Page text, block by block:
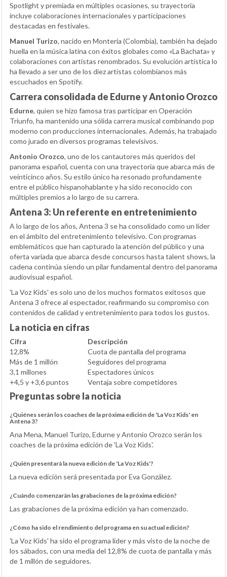
Spotlight y premiada en múltiples ocasiones, su trayectoria
incluye colaboraciones internacionales y participaciones
destacadas en festivales.
Manuel Turizo, nacido en Montería (Colombia), también ha dejado
huella en la música latina con éxitos globales como «La Bachata» y
colaboraciones con artistas renombrados. Su evolución artística lo
ha llevado a ser uno de los diez artistas colombianos más
escuchados en Spotify.
Carrera consolidada de Edurne y Antonio Orozco
Edurne, quien se hizo famosa tras participar en Operación
Triunfo, ha mantenido una sólida carrera musical combinando pop
moderno con producciones internacionales. Además, ha trabajado
como jurado en diversos programas televisivos.
Antonio Orozco, uno de los cantautores más queridos del
panorama español, cuenta con una trayectoria que abarca más de
veinticinco años. Su estilo único ha resonado profundamente
entre el público hispanohablante y ha sido reconocido con
múltiples premios a lo largo de su carrera.
Antena 3: Un referente en entretenimiento
A lo largo de los años, Antena 3 se ha consolidado como un líder
en el ámbito del entretenimiento televisivo. Con programas
emblemáticos que han capturado la atención del público y una
oferta variada que abarca desde concursos hasta talent shows, la
cadena continúa siendo un pilar fundamental dentro del panorama
audiovisual español.
'La Voz Kids' es solo uno de los muchos formatos exitosos que
Antena 3 ofrece al espectador, reafirmando su compromiso con
contenidos de calidad y entretenimiento para todos los gustos.
La noticia en cifras
Cifra
Descripción
12,8%
Cuota de pantalla del programa
Más de 1 millón
Seguidores del programa
3,1 millones
Espectadores únicos
+4,5 y +3,6 puntos
Ventaja sobre competidores
Preguntas sobre la noticia
¿Quiénes serán los coaches de la próxima edición de 'La Voz Kids' en
Antena 3?
Ana Mena, Manuel Turizo, Edurne y Antonio Orozco serán los
coaches de la próxima edición de 'La Voz Kids'.
¿Quién presentará la nueva edición de 'La Voz Kids'?
La nueva edición será presentada por Eva González.
¿Cuándo comenzarán las grabaciones de la próxima edición?
Las grabaciones de la próxima edición ya han comenzado.
¿Cómo ha sido el rendimiento del programa en su actual edición?
'La Voz Kids' ha sido el programa líder y más visto de la noche de
los sábados, con una media del 12,8% de cuota de pantalla y más
de 1 millón de seguidores.